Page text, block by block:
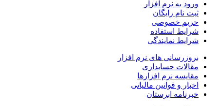
ورود به نرم افزار
ثبت نام رایگان
حریم خصوصی
شرایط استفاده
شرایط نمایندگی
بروزرسانی های نرم افزار
مقالات حسابداری
مقایسه نرم افزارها
اخبار و قوانین مالیاتی
خبرنامه ابرستان